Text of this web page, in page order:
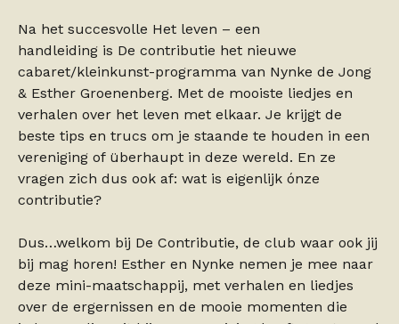
Na het succesvolle Het leven – een
handleiding is De contributie het nieuwe
cabaret/kleinkunst-programma van Nynke de Jong
& Esther Groenenberg. Met de mooiste liedjes en
verhalen over het leven met elkaar. Je krijgt de
beste tips en trucs om je staande te houden in een
vereniging of überhaupt in deze wereld. En ze
vragen zich dus ook af: wat is eigenlijk ónze
contributie?
Dus…welkom bij De Contributie, de club waar ook jij
bij mag horen! Esther en Nynke nemen je mee naar
deze mini-maatschappij, met verhalen en liedjes
over de ergernissen en de mooie momenten die